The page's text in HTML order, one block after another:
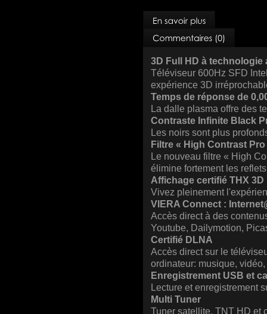
3D Full HD à technologie
Téléviseur 600Hz SFD
expérience 3D
Temps de réponse de
La dalle plasma offre des
Contraste Infinite Black
Les noirs sont plus
Filtre « High Contrast Pro
Le nouveau filtre « High
élimine fortement les
Affichage certifié THX 3D
Vivez pleinement
VIERA Connect :
Accès direct à des
Youtube, Dailymotion,
Certifié DLNA
Accès direct sur le
ordinateur: musique,
Enregistrement USB et
Lecture et enregistrement
Multi Tuner
Tuner satellite, TNT HD et